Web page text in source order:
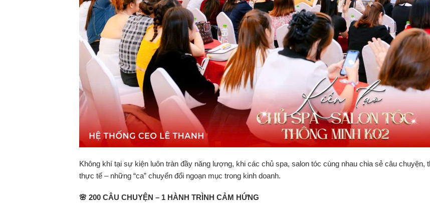
Không khí tại sự kiện luôn tràn đầy năng lượng, khi các chủ spa, salon tóc cùng nhau chia sẻ câu
thực tế – những “ca” chuyển đổi ngoạn mục trong kinh doanh.
🌸 200 CÂU CHUYỆN – 1 HÀNH TRÌNH CẢM HỨNG